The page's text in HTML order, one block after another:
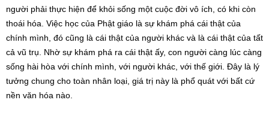
người phải thực hiện để khỏi sống một cuộc đời vô ích, có khi còn
thoái hóa. Việc học của Phật giáo là sự khám phá cái thật của
chính mình, đó cũng là cái thật của người khác và là cái thật của tất
cả vũ trụ. Nhờ sự khám phá ra cái thật ấy, con người càng lúc càng
sống hài hòa với chính mình, với người khác, với thế giới. Đây là lý
tưởng chung cho toàn nhân loại, giá trị này là phổ quát với bất cứ
nền văn hóa nào.